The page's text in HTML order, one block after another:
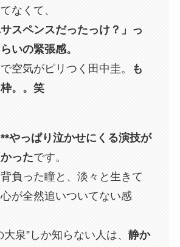
なくて、
サスペンスだったっけ？」っ
いの緊張感。
空気がピリつく田中圭。
も
。。笑
やっぱり泣かせにくる演技が
ったです。
負った瞳と、淡々と生きて
が全然追いついてない感
泉”しか知らない人は、 静か